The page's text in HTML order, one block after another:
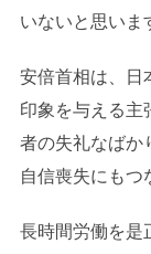
いないと思いま
安倍首相は、日
印象を与える主
者の失礼なばか
自信喪失にもつ
長時間労働を是